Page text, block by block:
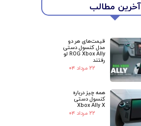
آخرین مطالب
قیمت‌های هر دو
مدل کنسول دستی
ROG Xbox Ally لو
رفتند
۲۲ مرداد ۰۴
همه چیز درباره
کنسول دستی
Xbox Ally X
۲۲ مرداد ۰۴